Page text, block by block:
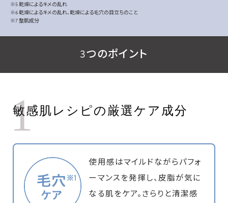
※5 乾燥によるキメの乱れ
※6 乾燥によるキメの乱れ、乾燥による毛穴の目立ちのこと
※7 整肌成分
3つのポイント
1
敏感肌レシピの厳選ケア成分
使用感はマイルドながらパフォ
ーマンスを発揮し、皮脂が気に
なる肌をケア。さらりと清潔感